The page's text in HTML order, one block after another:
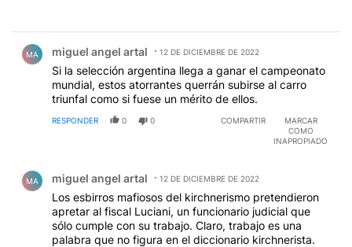
MA miguel angel artal 12 DE DICIEMBRE DE 2022
Si la selección argentina llega a ganar el campeonato
mundial, estos atorrantes querrán subirse al carro
triunfal como si fuese un mérito de ellos.
RESPONDER 0 0 COMPARTIR
MARCAR
COMO
INAPROPIADO
MA miguel angel artal 12 DE DICIEMBRE DE 2022
Los esbirros mafiosos del kirchnerismo pretendieron
apretar al fiscal Luciani, un funcionario judicial que
sólo cumple con su trabajo. Claro, trabajo es una
palabra que no figura en el diccionario kirchnerista.